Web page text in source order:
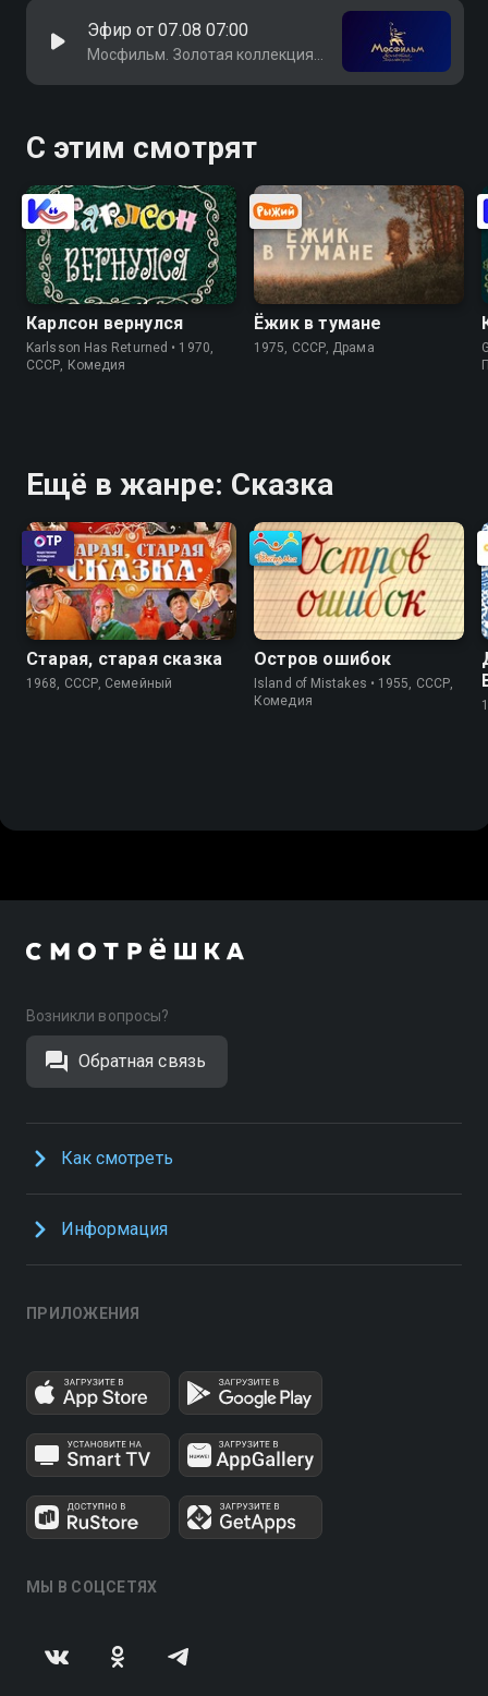
Эфир от 07.08 07:00
С этим смотрят
Карлсон вернулся
Karlsson Has Returned • 1970,
СССР, Комедия
Ёжик в тумане
1975, СССР, Драма
Ещё в жанре: Сказка
Старая, старая сказка
1968, СССР, Cемейный
Остров ошибок
Island of Mistakes • 1955, СССР,
Комедия
Возникли вопросы?
Обратная связь
Как смотреть
Информация
ПРИЛОЖЕНИЯ
МЫ В СОЦСЕТЯХ